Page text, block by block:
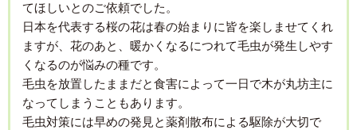
てほしいとのご依頼でした。
日本を代表する桜の花は春の始まりに皆を楽しませてくれ
ますが、花のあと、暖かくなるにつれて毛虫が発生しやす
くなるのが悩みの種です。
毛虫を放置したままだと食害によって一日で木が丸坊主に
なってしまうこともあります。
毛虫対策には早めの発見と薬剤散布による駆除が大切で